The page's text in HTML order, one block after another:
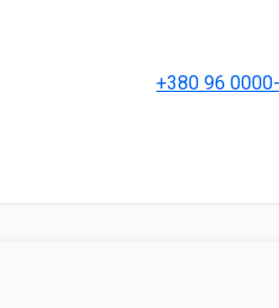
+380 96